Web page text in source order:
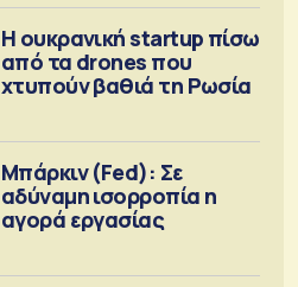
Η ουκρανική startup πίσω
από τα drones που
χτυπούν βαθιά τη Ρωσία
Μπάρκιν (Fed): Σε
αδύναμη ισορροπία η
αγορά εργασίας